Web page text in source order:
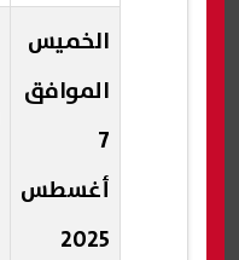
الخميس
الموافق
7
أغسطس
2025